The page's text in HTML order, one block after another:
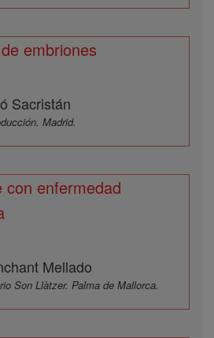
embriones
Sacristán
Madrid.
con enfermedad
Mellado
Son Llàtzer. Palma de Mallorca.